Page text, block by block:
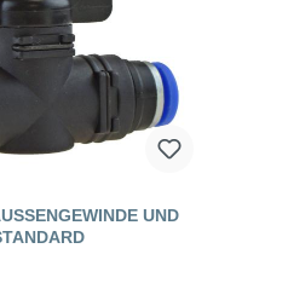
UND S